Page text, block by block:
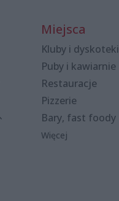
Miejsca
Kluby i dyskoteki
Puby i kawiarnie
Restauracje
Pizzerie
Bary, fast foody
Więcej